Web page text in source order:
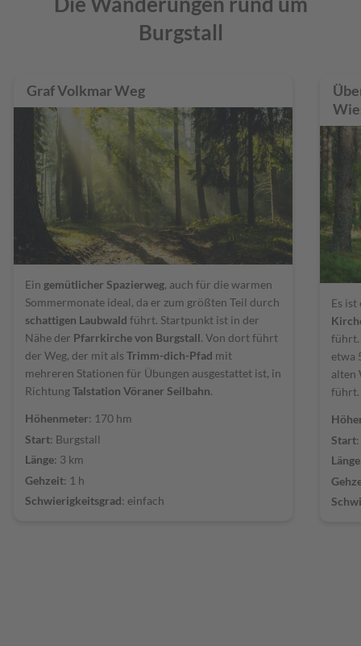
Burgstall
Graf Volkmar Weg
Ein gemütlicher Spazierweg, auch für die warmen
Sommermonate ideal, da er zum größten Teil durch
schattigen Laubwald führt. Startpunkt ist in der
Nähe der Pfarrkirche von Burgstall. Von dort führt
der Weg, der mit als Trimm-dich-Pfad mit
mehreren Stationen für Übungen ausgestattet ist, in
RichtungTalstation Vöraner Seilbahn.
Höhenmeter: 170 hm
Start: Burgstall
Länge: 3 km
Gehzeit: 1 h
Schwierigkeitsgrad: einfach
Es
führt.
etwa
alten
führt.
Start
Länge